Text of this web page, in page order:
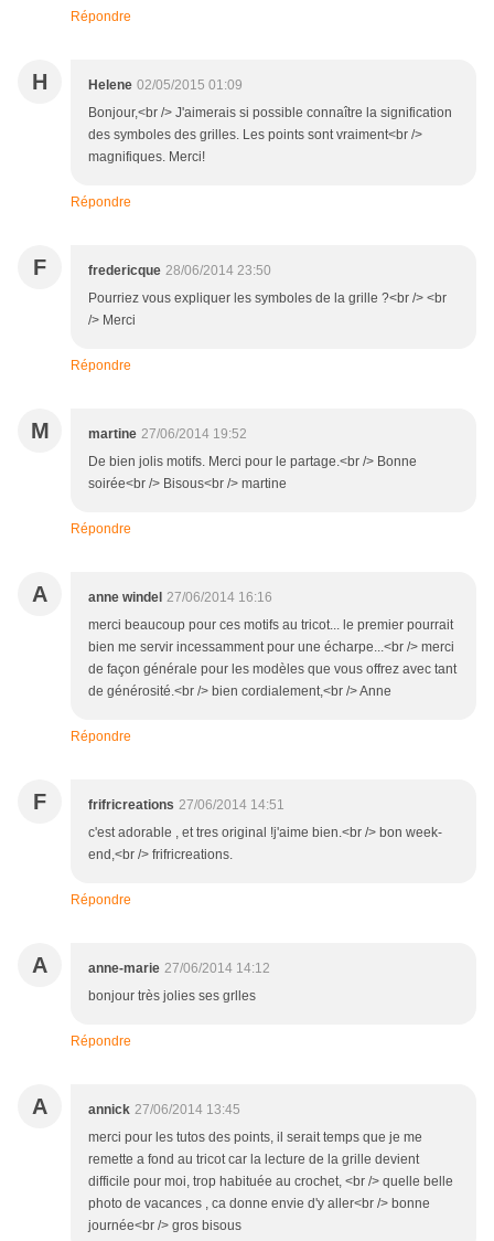
Répondre
H Helene 02/05/2015 01:09
Bonjour,<br /> J'aimerais si possible connaître la signification
des symboles des grilles. Les points sont vraiment<br />
magnifiques. Merci!
Répondre
F fredericque 28/06/2014 23:50
Pourriez vous expliquer les symboles de la grille ?<br /> <br
/> Merci
Répondre
M martine 27/06/2014 19:52
De bien jolis motifs. Merci pour le partage.<br /> Bonne
soirée<br /> Bisous<br /> martine
Répondre
A anne windel 27/06/2014 16:16
merci beaucoup pour ces motifs au tricot... le premier pourrait
bien me servir incessamment pour une écharpe...<br /> merci
de façon générale pour les modèles que vous offrez avec tant
de générosité.<br /> bien cordialement,<br /> Anne
Répondre
F frifricreations 27/06/2014 14:51
c'est adorable , et tres original !j'aime bien.<br /> bon week-
end,<br /> frifricreations.
Répondre
A anne-marie 27/06/2014 14:12
bonjour très jolies ses grlles
Répondre
A annick 27/06/2014 13:45
merci pour les tutos des points, il serait temps que je me
remette a fond au tricot car la lecture de la grille devient
difficile pour moi, trop habituée au crochet, <br /> quelle belle
photo de vacances , ca donne envie d'y aller<br /> bonne
journée<br /> gros bisous